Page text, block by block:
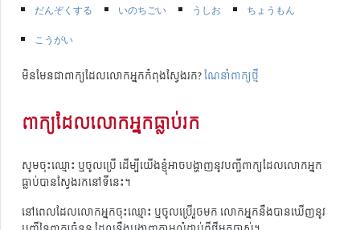
だんぞくする
いのちごい うしお
ちょうもん
こうがい
មិនមែនជាពាក្យដែលលោកអ្នកកំពុងស្វែងរក?ណែនាំពាក្យថ្មី
ពាក្យដែលលោកអ្នកធ្លាប់រក
សូមចុះឈ្មោះ ឬចូលប្រើ ដើម្បីយើងខ្ញុំអាចបង្ហាញនូវបញ្ជីពាក្យដែលលោកអ្នក
ធ្លាប់បានស្វែងរកនៅទីនេះ។
នៅពេលដែលលោកអ្នកចុះឈ្មោះ ឬចូលប្រើរួចមក លោកអ្នកនឹងបានឃើញនូវ